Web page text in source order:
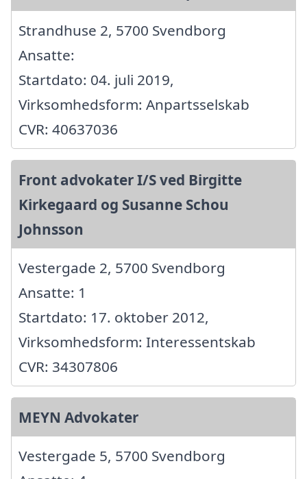
Strandhuse 2, 5700 Svendborg
Ansatte:
Startdato: 04. juli 2019,
Virksomhedsform: Anpartsselskab
CVR: 40637036
Front advokater I/S ved Birgitte
Kirkegaard og Susanne Schou
Johnsson
Vestergade 2, 5700 Svendborg
Ansatte: 1
Startdato: 17. oktober 2012,
Virksomhedsform: Interessentskab
CVR: 34307806
MEYN Advokater
Vestergade 5, 5700 Svendborg